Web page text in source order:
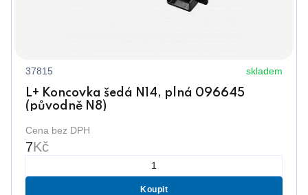
37815 skladem
L+ Koncovka šedá N14, plná 096645
(původně N8)
Cena bez DPH
7Kč
Koupit